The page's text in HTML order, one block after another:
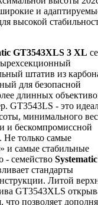
и
высокой
GT3543XLS 3 XL
штатив из
для безопасной
длинных
GT3543LS - это
минимального
и бескомпромиссной
Не только самые
и самые стабильные
- семейство Systematic
стандарты
Литой
GT3543XLS
что позволяет